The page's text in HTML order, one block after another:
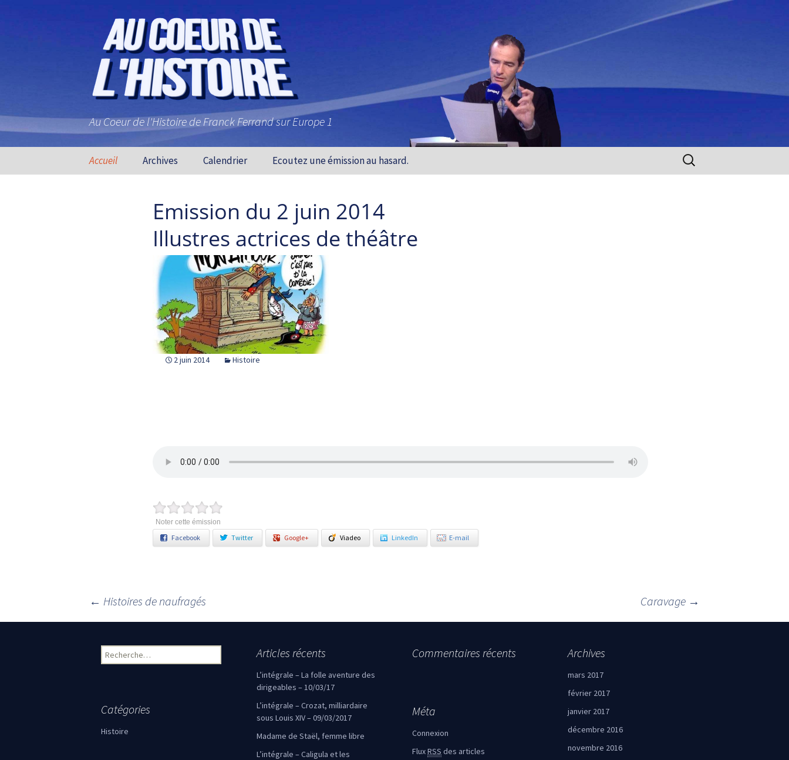
Au Coeur de l'Histoire de Franck Ferrand sur Europe 1
Aller au contenu principal
Accueil Archives Calendrier Ecoutez une émission au hasard. Rechercher :
Emission du 2 juin 2014
Illustres actrices de théâtre
2 juin 2014 Histoire
Noter cette émission
Facebook Twitter Google+ Viadeo LinkedIn E-mail
Navigation des articles
← Histoires de naufragés Caravage →
Rechercher : Articles récents
L’intégrale – La folle aventure des
dirigeables – 10/03/17
L’intégrale – Crozat, milliardaire
sous Louis XIV – 09/03/2017
Madame de Staël, femme libre
L’intégrale – Caligula et les
Commentaires récents Archives
mars 2017
février 2017
janvier 2017
décembre 2016
novembre 2016
Catégories
Histoire
Méta
Connexion
FluxRSS des articles